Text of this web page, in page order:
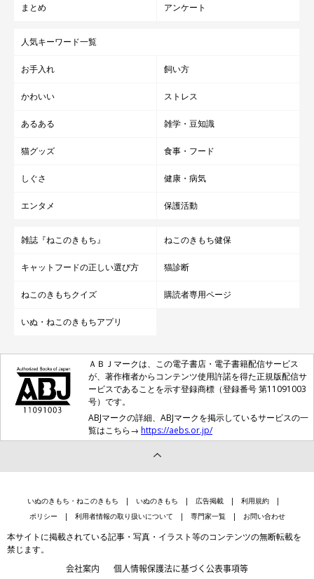
まとめ アンケート
人気キーワード一覧
お手入れ 飼い方
かわいい ストレス
あるある 雑学・豆知識
猫グッズ 食事・フード
しぐさ 健康・病気
エンタメ 保護活動
雑誌『ねこのきもち』 ねこのきもち健保
キャットフードの正しい選び方 猫診断
ねこのきもちクイズ 購読者専用ページ
いぬ・ねこのきもちアプリ
ＡＢＪマークは、この電子書店・電子書籍配信サービス
が、著作権者からコンテンツ使用許諾を得た正規版配信サ
ービスであることを示す登録商標（登録番号 第11091003
号）です。
ABJマークの詳細、ABJマークを掲示しているサービスの一
覧はこちら→ https://aebs.or.jp/
いぬのきもち・ねこのきもち いぬのきもち 広告掲載
利用規約
ポリシー
利用者情報の取り扱いについて 専門家一覧 お問い合わせ
本サイトに掲載されている記事・写真・イラスト等のコンテンツの無断転載を
禁じます。
会社案内 個人情報保護法に基づく公表事項等